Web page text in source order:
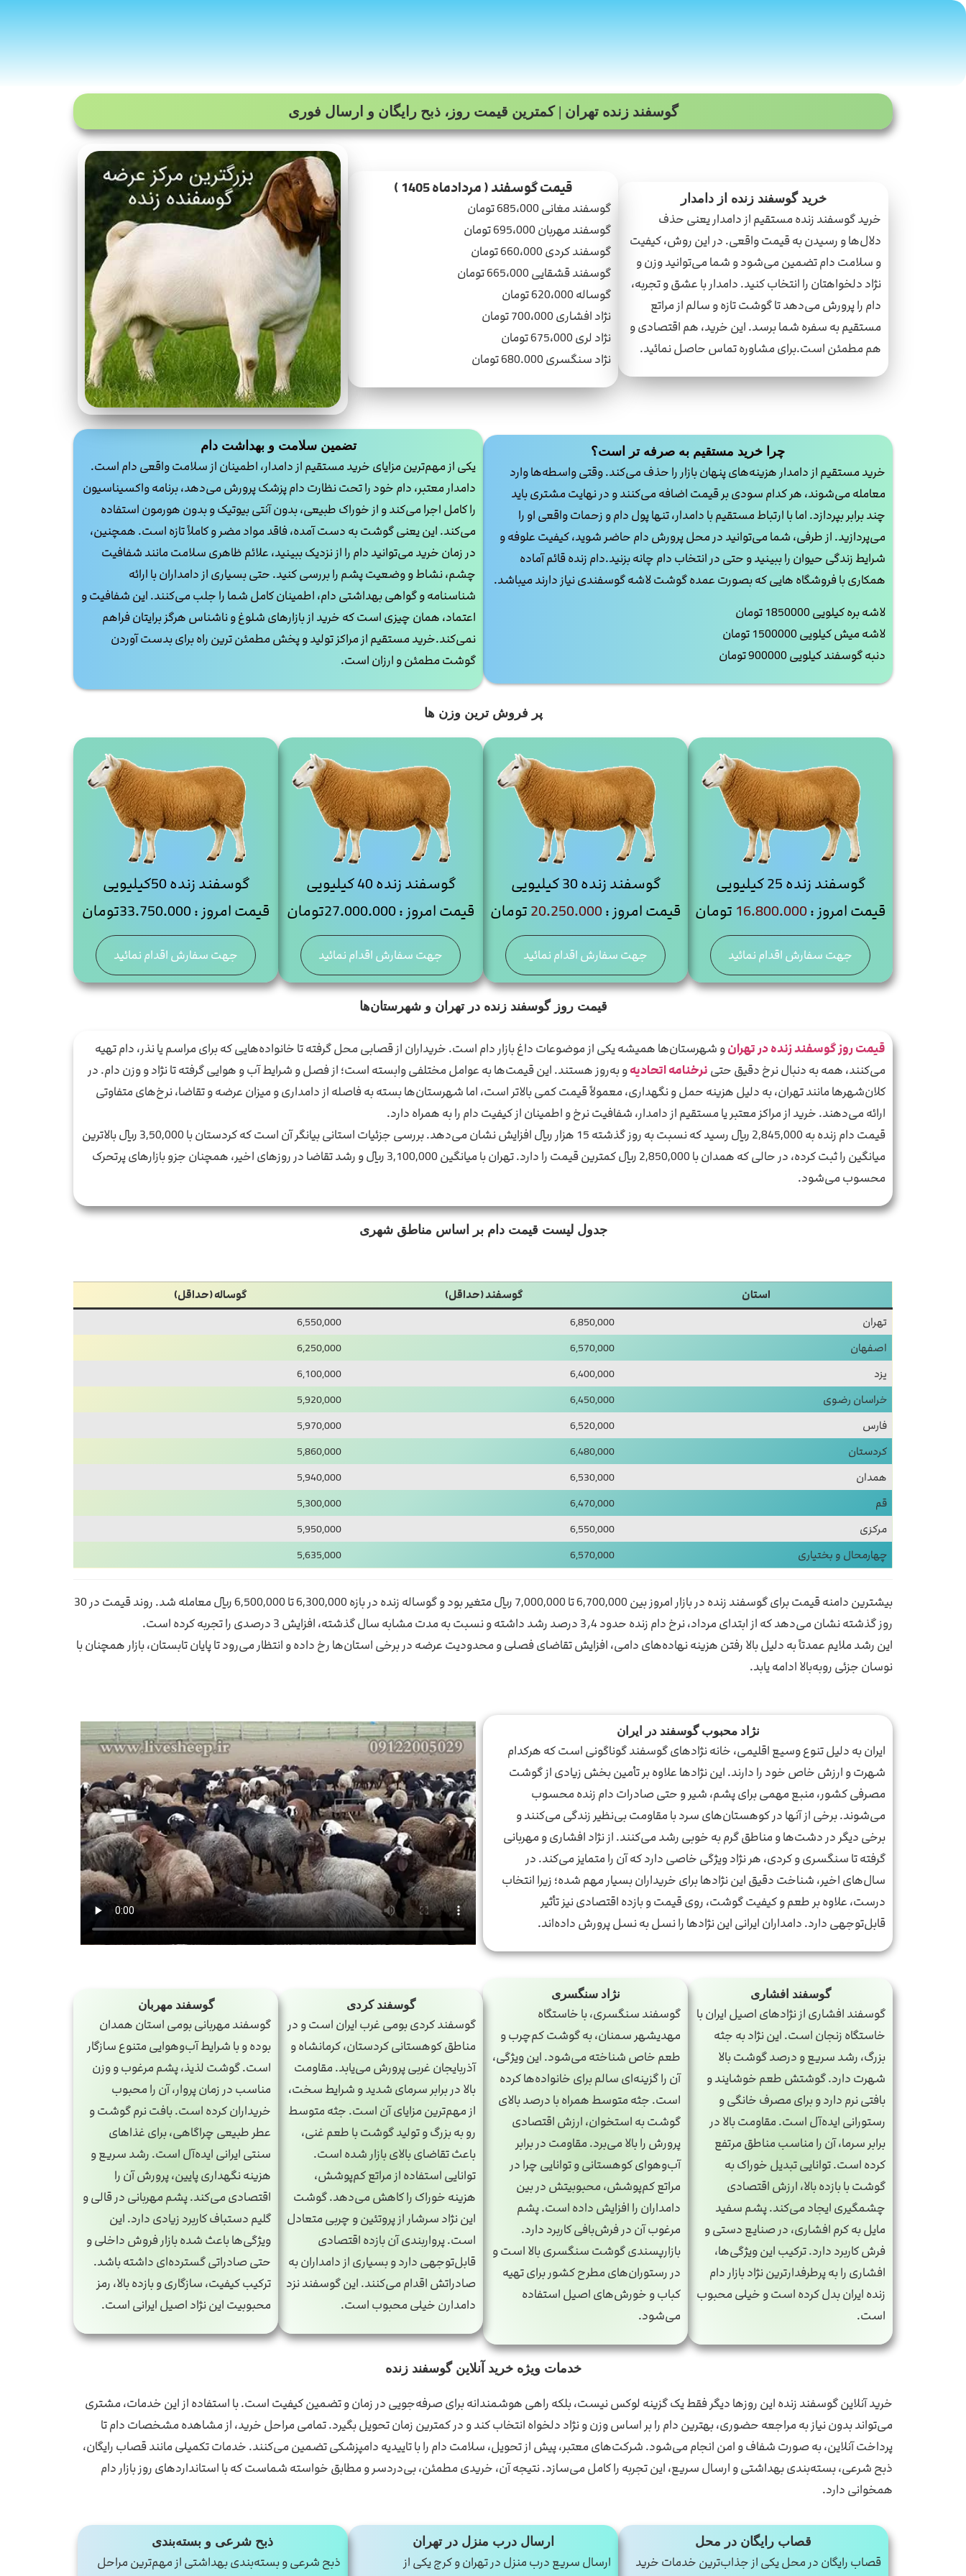
گوسفند زنده تهران | کمترین قیمت روز، ذبح رایگان و ارسال فوری
خرید گوسفند زنده از دامدار
خرید گوسفند زنده مستقیم از دامدار یعنی حذف
دلال‌ها و رسیدن به قیمت واقعی. در این روش، کیفیت
و سلامت دام تضمین می‌شود و شما می‌توانید وزن و
نژاد دلخواهتان را انتخاب کنید. دامدار با عشق و تجربه،
دام را پرورش می‌دهد تا گوشت تازه و سالم از مراتع
مستقیم به سفره شما برسد. این خرید، هم اقتصادی و
هم مطمئن است.برای مشاوره تماس حاصل نمائید.
قیمت گوسفند ( مردادماه 1405 )
گوسفند مغانی 685،000 تومان
گوسفند مهربان 695،000 تومان
گوسفند کردی 660،000 تومان
گوسفند قشقایی 665،000 تومان
گوساله 620،000 تومان
نژاد افشاری 700،000 تومان
نژاد لری 675،000 تومان
نژاد سنگسری 680.000 تومان
چرا خرید مستقیم به صرفه تر است؟
خرید مستقیم از دامدار هزینه‌های پنهان بازار را حذف می‌کند. وقتی واسطه‌ها وارد
معامله می‌شوند، هر کدام سودی بر قیمت اضافه می‌کنند و در نهایت مشتری باید
چند برابر بپردازد. اما با ارتباط مستقیم با دامدار، تنها پول دام و زحمات واقعی او را
می‌پردازید. از طرفی، شما می‌توانید در محل پرورش دام حاضر شوید، کیفیت علوفه و
شرایط زندگی حیوان را ببینید و حتی در انتخاب دام چانه بزنید.دام زنده قائم آماده
همکاری با فروشگاه هایی که بصورت عمده گوشت لاشه گوسفندی نیاز دارند میباشد.
لاشه بره کیلویی 1850000 تومان
لاشه میش کیلویی 1500000 تومان
دنبه گوسفند کیلویی 900000 تومان
تضمین سلامت و بهداشت دام
یکی از مهم‌ترین مزایای خرید مستقیم از دامدار، اطمینان از سلامت واقعی دام است.
دامدار معتبر، دام خود را تحت نظارت دام پزشک پرورش می‌دهد، برنامه واکسیناسیون
را کامل اجرا می‌کند و از خوراک طبیعی، بدون آنتی بیوتیک و بدون هورمون استفاده
می‌کند. این یعنی گوشت به دست آمده، فاقد مواد مضر و کاملاً تازه است. همچنین،
در زمان خرید می‌توانید دام را از نزدیک ببینید، علائم ظاهری سلامت مانند شفافیت
چشم، نشاط و وضعیت پشم را بررسی کنید. حتی بسیاری از دامداران با ارائه
شناسنامه و گواهی بهداشتی دام، اطمینان کامل شما را جلب می‌کنند. این شفافیت و
اعتماد، همان چیزی است که خرید از بازارهای شلوغ و ناشناس هرگز برایتان فراهم
نمی‌کند.خرید مستقیم از مراکز تولید و پخش مطمئن ترین راه برای بدست آوردن
گوشت مطمئن و ارزان است.
پر فروش ترین وزن ها
گوسفند زنده 25 کیلیویی
قیمت امروز :16.800.000 تومان
جهت سفارش اقدام نمائید
گوسفند زنده 30 کیلیویی
قیمت امروز :20.250.000 تومان
جهت سفارش اقدام نمائید
گوسفند زنده 40 کیلیویی
قیمت امروز : 27.000.000تومان
جهت سفارش اقدام نمائید
گوسفند زنده 50کیلیویی
قیمت امروز :33.750.000تومان
جهت سفارش اقدام نمائید
قیمت روز گوسفند زنده در تهران و شهرستان‌ها
قیمت روز گوسفند زنده در تهرانو شهرستان‌ها همیشه یکی از موضوعات داغ بازار دام است. خریداران از قصابی محل گرفته تا خانواده‌هایی که برای مراسم یا نذر، دام تهیه
می‌کنند، همه به دنبال نرخ دقیق حتی نرخنامه اتحادیهو به‌روز هستند. این قیمت‌ها به عوامل مختلفی وابسته است؛ از فصل و شرایط آب و هوایی گرفته تا نژاد و وزن دام. در
کلان‌شهرها مانند تهران، به دلیل هزینه حمل و نگهداری، معمولاً قیمت کمی بالاتر است، اما شهرستان‌ها بسته به فاصله از دامداری و میزان عرضه و تقاضا، نرخ‌های متفاوتی
ارائه می‌دهند. خرید از مراکز معتبر یا مستقیم از دامدار، شفافیت نرخ و اطمینان از کیفیت دام را به همراه دارد.
قیمت دام زنده به 2,845,000 ریال رسید که نسبت به روز گذشته 15 هزار ریال افزایش نشان می‌دهد. بررسی جزئیات استانی بیانگر آن است که کردستان با 3,50,000 ریال بالاترین
میانگین را ثبت کرده، در حالی‌ که همدان با 2,850,000 ریال کمترین قیمت را دارد. تهران با میانگین 3,100,000 ریال و رشد تقاضا در روزهای اخیر، همچنان جزو بازارهای پرتحرک
محسوب می‌شود.
جدول لیست قیمت دام بر اساس مناطق شهری
استان گوسفند (حداقل)
گوساله (حداقل)
تهران
6,850,000
6,550,000
اصفهان
6,570,000
6,250,000
یزد
6,400,000
6,100,000
خراسان رضوی
6,450,000
5,920,000
فارس
6,520,000
5,970,000
کردستان
6,480,000
5,860,000
همدان
6,530,000
5,940,000
قم
6,470,000
5,300,000
مرکزی
6,550,000
5,950,000
چهارمحال و بختیاری
6,570,000
5,635,000
بیشترین دامنه قیمت برای گوسفند زنده در بازار امروز بین 6,700,000 تا 7,000,000 ریال متغیر بود و گوساله زنده در بازه 6,300,000 تا 6,500,000 ریال معامله شد. روند قیمت در 30
روز گذشته نشان می‌دهد که از ابتدای مرداد، نرخ دام زنده حدود 3٫4 درصد رشد داشته و نسبت به مدت مشابه سال گذشته، افزایش 3 درصدی را تجربه کرده است.
این رشد ملایم عمدتاً به دلیل بالا رفتن هزینه نهاده‌های دامی، افزایش تقاضای فصلی و محدودیت عرضه در برخی استان‌ها رخ داده و انتظار می‌رود تا پایان تابستان، بازار همچنان با
نوسان جزئی رو‌به‌بالا ادامه یابد.
نژاد محبوب گوسفند در ایران
ایران به دلیل تنوع وسیع اقلیمی، خانه نژادهای گوسفند گوناگونی است که هرکدام
شهرت و ارزش خاص خود را دارند. این نژادها علاوه بر تأمین بخش زیادی از گوشت
مصرفی کشور، منبع مهمی برای پشم، شیر و حتی صادرات دام زنده محسوب
می‌شوند. برخی از آنها در کوهستان‌های سرد با مقاومت بی‌نظیر زندگی می‌کنند و
برخی دیگر در دشت‌ها و مناطق گرم به خوبی رشد می‌کنند. از نژاد افشاری و مهربانی
گرفته تا سنگسری و کردی، هر نژاد ویژگی خاصی دارد که آن را متمایز می‌کند. در
سال‌های اخیر، شناخت دقیق این نژادها برای خریداران بسیار مهم شده؛ زیرا انتخاب
درست، علاوه بر طعم و کیفیت گوشت، روی قیمت و بازده اقتصادی نیز تأثیر
قابل‌توجهی دارد. دامداران ایرانی این نژادها را نسل به نسل پرورش داده‌اند.
گوسفند افشاری
گوسفند افشاری از نژادهای اصیل ایران با
خاستگاه زنجان است. این نژاد به جثه
بزرگ، رشد سریع و درصد گوشت بالا
شهرت دارد. گوشتش طعم خوشایند و
بافتی نرم دارد و برای مصرف خانگی و
رستورانی ایده‌آل است. مقاومت بالا در
برابر سرما، آن را مناسب مناطق مرتفع
کرده است. توانایی تبدیل خوراک به
گوشت با بازده بالا، ارزش اقتصادی
چشمگیری ایجاد می‌کند. پشم سفید
مایل به کرم افشاری، در صنایع دستی و
فرش کاربرد دارد. ترکیب این ویژگی‌ها،
افشاری را به پرطرفدارترین نژاد بازار دام
زنده ایران بدل کرده است و خیلی محبوب
است.
نژاد سنگسری
گوسفند سنگسری، با خاستگاه
مهدیشهر سمنان، به گوشت کم‌چرب و
طعم خاص شناخته می‌شود. این ویژگی،
آن را گزینه‌ای سالم برای خانواده‌ها کرده
است. جثه متوسط همراه با درصد بالای
گوشت به استخوان، ارزش اقتصادی
پرورش را بالا می‌برد. مقاومت در برابر
آب‌وهوای کوهستانی و توانایی چرا در
مراتع کم‌پوشش، محبوبیتش در بین
دامداران را افزایش داده است. پشم
مرغوب آن در فرش‌بافی کاربرد دارد.
بازارپسندی گوشت سنگسری بالا است و
در رستوران‌های مطرح کشور برای تهیه
کباب و خورش‌های اصیل استفاده
می‌شود.
گوسفند کردی
گوسفند کردی بومی غرب ایران است و در
مناطق کوهستانی کردستان، کرمانشاه و
آذربایجان غربی پرورش می‌یابد. مقاومت
بالا در برابر سرمای شدید و شرایط سخت،
از مهم‌ترین مزایای آن است. جثه متوسط
رو به بزرگ و تولید گوشت با طعم غنی،
باعث تقاضای بالای بازار شده است.
توانایی استفاده از مراتع کم‌پوشش،
هزینه خوراک را کاهش می‌دهد. گوشت
این نژاد سرشار از پروتئین و چربی متعادل
است. پرواربندی آن بازده اقتصادی
قابل‌توجهی دارد و بسیاری از دامداران به
صادراتش اقدام می‌کنند. این گوسفند نزد
دامدارن خیلی محبوب است.
گوسفند مهربان
گوسفند مهربانی بومی استان همدان
بوده و با شرایط آب‌وهوایی متنوع سازگار
است. گوشت لذیذ، پشم مرغوب و وزن
مناسب در زمان پروار، آن را محبوب
خریداران کرده است. بافت نرم گوشت و
عطر طبیعی چراگاهی، برای غذاهای
سنتی ایرانی ایده‌آل است. رشد سریع و
هزینه نگهداری پایین، پرورش آن را
اقتصادی می‌کند. پشم مهربانی در قالی و
گلیم دستباف کاربرد زیادی دارد. این
ویژگی‌ها باعث شده بازار فروش داخلی و
حتی صادراتی گسترده‌ای داشته باشد.
ترکیب کیفیت، سازگاری و بازده بالا، رمز
محبوبیت این نژاد اصیل ایرانی است.
خدمات ویژه خرید آنلاین گوسفند زنده
خرید آنلاین گوسفند زنده این روزها دیگر فقط یک گزینه لوکس نیست، بلکه راهی هوشمندانه برای صرفه‌جویی در زمان و تضمین کیفیت است. با استفاده از این خدمات، مشتری
می‌تواند بدون نیاز به مراجعه حضوری، بهترین دام را بر اساس وزن و نژاد دلخواه انتخاب کند و در کمترین زمان تحویل بگیرد. تمامی مراحل خرید، از مشاهده مشخصات دام تا
پرداخت آنلاین، به صورت شفاف و امن انجام می‌شود. شرکت‌های معتبر، پیش از تحویل، سلامت دام را با تاییدیه دامپزشکی تضمین می‌کنند. خدمات تکمیلی مانند قصاب رایگان،
ذبح شرعی، بسته‌بندی بهداشتی و ارسال سریع، این تجربه را کامل می‌سازد. نتیجه آن، خریدی مطمئن، بی‌دردسر و مطابق خواسته شماست که با استانداردهای روز بازار دام
همخوانی دارد.
قصاب رایگان در محل
قصاب رایگان در محل یکی از جذاب‌ترین خدمات خرید
ارسال درب منزل در تهران
ارسال سریع درب منزل در تهران و کرج یکی از
ذبح شرعی و بسته‌بندی
ذبح شرعی و بسته‌بندی بهداشتی از مهم‌ترین مراحل